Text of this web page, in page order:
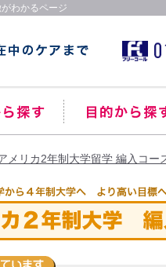
わかるページ
メリカ2年制大学留学 編入コー